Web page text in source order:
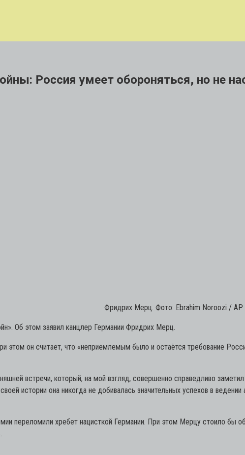
Россия умеет обороняться, но не
Фридрих Мерц. Фото: Ebrahim Noroozi / AP
Об этом заявил канцлер Германии Фридрих Мерц.
он считает, что «неприемлемым было и остаётся требование
встречи, который, на мой взгляд, совершенно справедливо
истории она никогда не добивалась значительных успехов в
переломили хребет нацисткой Германии. При этом Мерцу стоило бы